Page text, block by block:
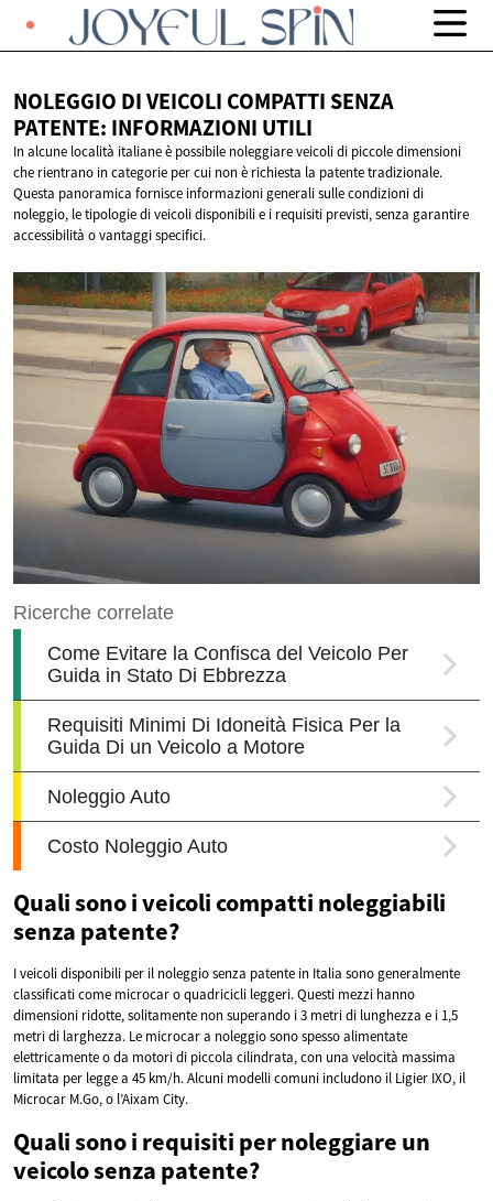
NOLEGGIO DI VEICOLI COMPATTI SENZA
PATENTE: INFORMAZIONI UTILI
In alcune località italiane è possibile noleggiare veicoli di piccole dimensioni
che rientrano in categorie per cui non è richiesta la patente tradizionale.
Questa panoramica fornisce informazioni generali sulle condizioni di
noleggio, le tipologie di veicoli disponibili e i requisiti previsti, senza garantire
accessibilità o vantaggi specifici.
Quali sono i veicoli compatti noleggiabili
senza patente?
I veicoli disponibili per il noleggio senza patente in Italia sono generalmente
classificati come microcar o quadricicli leggeri. Questi mezzi hanno
dimensioni ridotte, solitamente non superando i 3 metri di lunghezza e i 1,5
metri di larghezza. Le microcar a noleggio sono spesso alimentate
elettricamente o da motori di piccola cilindrata, con una velocità massima
limitata per legge a 45 km/h. Alcuni modelli comuni includono il Ligier IXO, il
Microcar M.Go, o l’Aixam City.
Quali sono i requisiti per noleggiare un
veicolo senza patente?